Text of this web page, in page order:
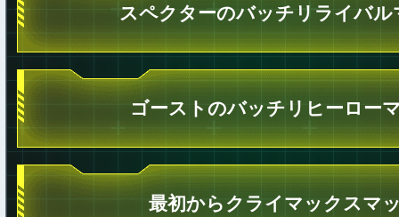
スペクターのバッチリライバル
ゴーストのバッチリヒーロー
最初からクライマックスマ